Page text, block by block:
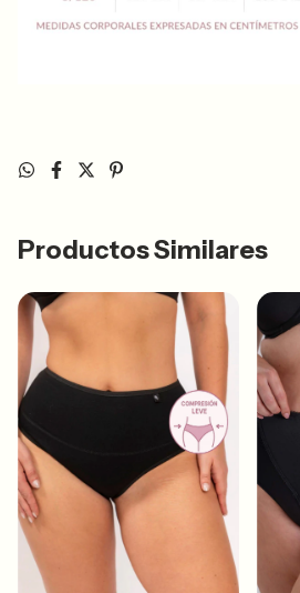
Productos Similares